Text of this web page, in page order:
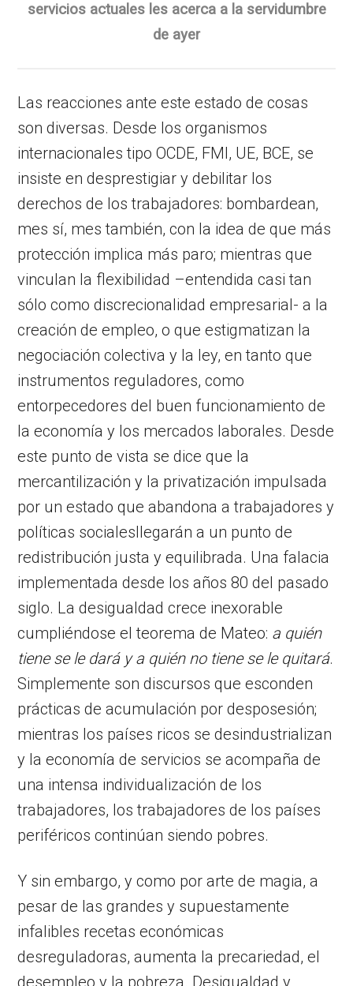
servicios actuales les acerca a la servidumbre
de ayer
Las reacciones ante este estado de cosas
son diversas. Desde los organismos
internacionales tipo OCDE, FMI, UE, BCE, se
insiste en desprestigiar y debilitar los
derechos de los trabajadores: bombardean,
mes sí, mes también, con la idea de que más
protección implica más paro; mientras que
vinculan la flexibilidad –entendida casi tan
sólo como discrecionalidad empresarial- a la
creación de empleo, o que estigmatizan la
negociación colectiva y la ley, en tanto que
instrumentos reguladores, como
entorpecedores del buen funcionamiento de
la economía y los mercados laborales. Desde
este punto de vista se dice que la
mercantilización y la privatización impulsada
por un estado que abandona a trabajadores y
políticas socialesllegarán a un punto de
redistribución justa y equilibrada. Una falacia
implementada desde los años 80 del pasado
siglo. La desigualdad crece inexorable
cumpliéndose el teorema de Mateo: a quién
tiene se le dará y a quién no tiene se le quitará.
Simplemente son discursos que esconden
prácticas de acumulación por desposesión;
mientras los países ricos se desindustrializan
y la economía de servicios se acompaña de
una intensa individualización de los
trabajadores, los trabajadores de los países
periféricos continúan siendo pobres.
Y sin embargo, y como por arte de magia, a
pesar de las grandes y supuestamente
infalibles recetas económicas
desreguladoras, aumenta la precariedad, el
desempleo y la pobreza. Desigualdad y